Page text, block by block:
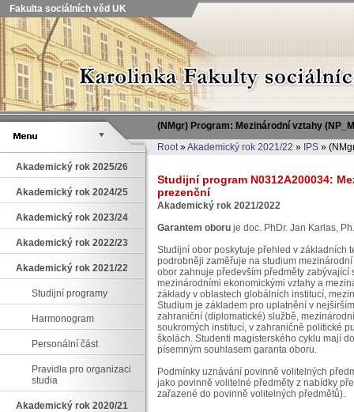
Fakulta sociálních věd UK
(NMgr) Program: Mezinárodní vztahy
Root»Akademický rok 2021/22 » IPS »
Akademický rok 2025/26
Akademický rok 2024/25
Akademický rok 2023/24
Akademický rok 2022/23
Akademický rok 2021/22
Studijní programy
Harmonogram
Personální část
Pravidla pro organizaci
studia
Akademický rok 2020/21
Studijní program N0312A200034:
prezenční
Akademický rok 2021/2022
Garantem oboru je doc. PhDr. Jan Karlas,
Studijní obor poskytuje přehled v základních
podrobněji zaměřuje na studium
obor zahnuje především předměty
mezinárodními ekonomickými vztahy a
základy v oblastech globálních institucí,
Studium je základem pro uplatnění v
zahraniční (diplomatické) službě,
soukromých institucí, v zahraničně politické
školách. Studenti magisterského cyklu mají
písemným souhlasem garanta oboru.
Podmínky uznávání povinně volitelných
jako povinně volitelné předměty z nabídky
zařazené do povinně volitelných předmětů).